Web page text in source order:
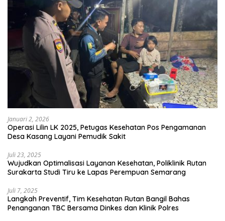
Januari 2, 2026
Operasi Lilin LK 2025, Petugas Kesehatan Pos Pengamanan
Desa Kasang Layani Pemudik Sakit
Juli 23, 2025
Wujudkan Optimalisasi Layanan Kesehatan, Poliklinik Rutan
Surakarta Studi Tiru ke Lapas Perempuan Semarang
Juli 7, 2025
Langkah Preventif, Tim Kesehatan Rutan Bangil Bahas
Penanganan TBC Bersama Dinkes dan Klinik Polres